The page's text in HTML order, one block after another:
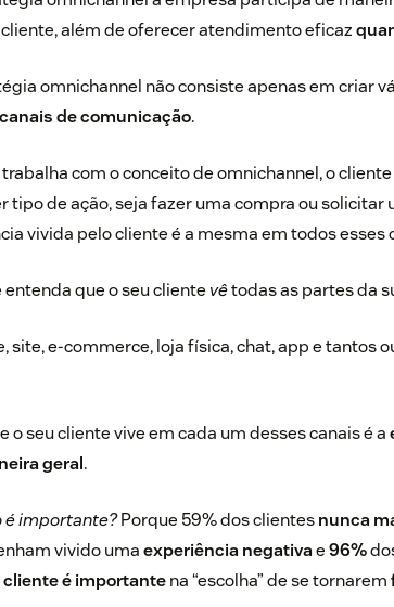
além de oferecer atendimento eficaz
omnichannel não consiste apenas em criar
de comunicação.
com o conceito de omnichannel, o
tipo de ação, seja fazer uma compra ou solicitar
vivida pelo cliente é a mesma em todos esses
que o seu cliente vêtodas as partes da
site, e-commerce, loja física, chat, app e tantos
o seu cliente vive em cada um desses canais é a
geral.
é importante?Porque 59% dos clientesnunca
vivido umaexperiência negativae96%
é importantena “escolha” de se tornarem